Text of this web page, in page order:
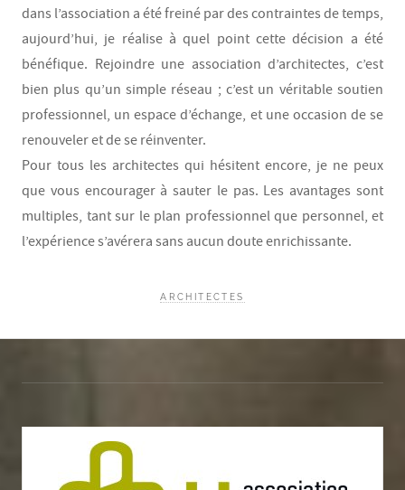
dans l’association a été freiné par des contraintes de temps,
aujourd’hui, je réalise à quel point cette décision a été
bénéfique. Rejoindre une association d’architectes, c’est
bien plus qu’un simple réseau ; c’est un véritable soutien
professionnel, un espace d’échange, et une occasion de se
renouveler et de se réinventer.
Pour tous les architectes qui hésitent encore, je ne peux
que vous encourager à sauter le pas. Les avantages sont
multiples, tant sur le plan professionnel que personnel, et
l’expérience s’avérera sans aucun doute enrichissante.
ARCHITECTES